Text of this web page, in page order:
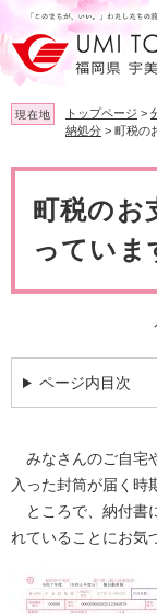
ー
ジ
の
先
頭
す
ニ
ュ
ー
を
飛
し
文字サイズ
背景色変更
現在地 トップページ >
納処分 > 町税の
町税のお
っていま
ページ内目次
みなさんのご自宅
入った封筒が届く時
ところで、納付書
れていることにお気